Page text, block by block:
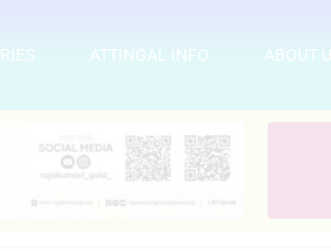
ATTINGAL INFO ABOUT